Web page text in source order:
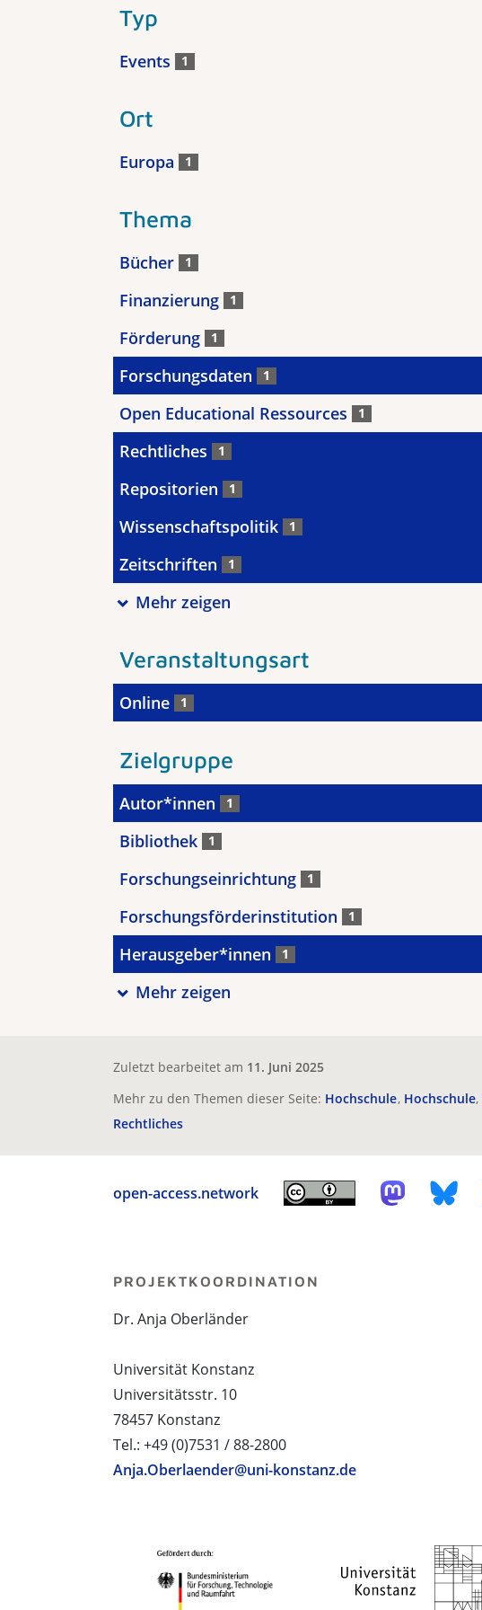
Typ
Events 1
Ort
Europa 1
Thema
Bücher 1
Finanzierung 1
Förderung 1
Forschungsdaten 1
Open Educational Ressources 1
Rechtliches 1
Repositorien 1
Wissenschaftspolitik 1
Zeitschriften 1
Mehr zeigen
Veranstaltungsart
Online 1
Zielgruppe
Autor*innen 1
Bibliothek 1
Forschungseinrichtung 1
Forschungsförderinstitution 1
Herausgeber*innen 1
Mehr zeigen
Zuletzt bearbeitet am 11. Juni 2025
Mehr zu den Themen dieser Seite: Hochschule Hochschule
Rechtliches
open-access.network
PROJEKTKOORDINATION
Dr. Anja Oberländer
Universität Konstanz
Universitätsstr. 10
78457 Konstanz
Tel.: +49 (0)7531 / 88-2800
Anja.Oberlaender@uni-konstanz.de